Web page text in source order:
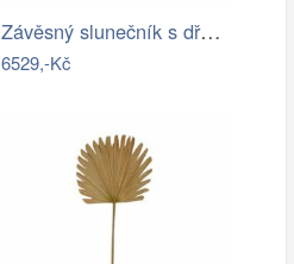
Závěsný slunečník s dřevěnou tyčí Ø 350…
6529,-Kč